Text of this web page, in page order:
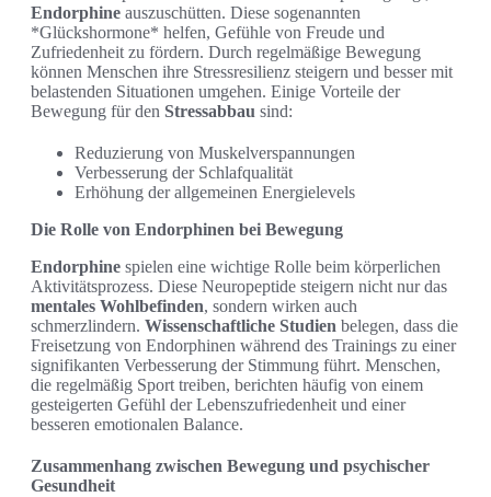
Endorphine auszuschütten. Diese sogenannten
*Glückshormone* helfen, Gefühle von Freude und
Zufriedenheit zu fördern. Durch regelmäßige Bewegung
können Menschen ihre Stressresilienz steigern und besser mit
belastenden Situationen umgehen. Einige Vorteile der
Bewegung für den Stressabbau sind:
Reduzierung von Muskelverspannungen
Verbesserung der Schlafqualität
Erhöhung der allgemeinen Energielevels
Die Rolle von Endorphinen bei Bewegung
Endorphine spielen eine wichtige Rolle beim körperlichen
Aktivitätsprozess. Diese Neuropeptide steigern nicht nur das
mentales Wohlbefinden, sondern wirken auch
schmerzlindern. Wissenschaftliche Studien belegen, dass die
Freisetzung von Endorphinen während des Trainings zu einer
signifikanten Verbesserung der Stimmung führt. Menschen,
die regelmäßig Sport treiben, berichten häufig von einem
gesteigerten Gefühl der Lebenszufriedenheit und einer
besseren emotionalen Balance.
Zusammenhang zwischen Bewegung und psychischer
Gesundheit